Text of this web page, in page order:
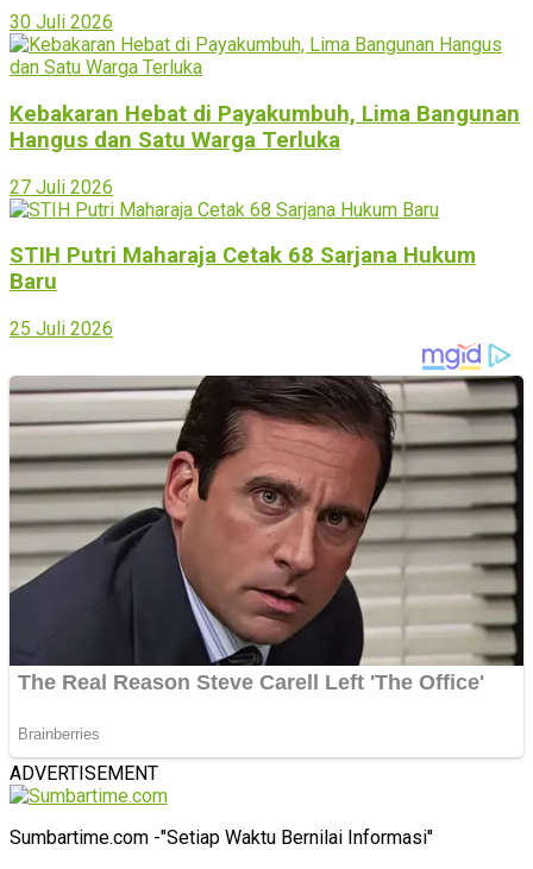
30 Juli 2026
Kebakaran Hebat di Payakumbuh, Lima Bangunan
Hangus dan Satu Warga Terluka
27 Juli 2026
STIH Putri Maharaja Cetak 68 Sarjana Hukum
Baru
25 Juli 2026
ADVERTISEMENT
Sumbartime.com -"Setiap Waktu Bernilai Informasi"